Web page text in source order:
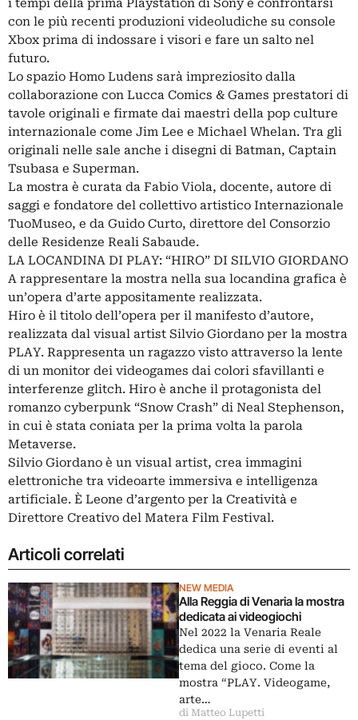
i tempi della prima Playstation di Sony e confrontarsi
con le più recenti produzioni videoludiche su console
Xbox prima di indossare i visori e fare un salto nel
futuro.
Lo spazio Homo Ludens sarà impreziosito dalla
collaborazione con Lucca Comics & Games prestatori di
tavole originali e firmate dai maestri della pop culture
internazionale come Jim Lee e Michael Whelan. Tra gli
originali nelle sale anche i disegni di Batman, Captain
Tsubasa e Superman.
La mostra è curata da Fabio Viola, docente, autore di
saggi e fondatore del collettivo artistico Internazionale
TuoMuseo, e da Guido Curto, direttore del Consorzio
delle Residenze Reali Sabaude.
LA LOCANDINA DI PLAY: “HIRO” DI SILVIO GIORDANO
A rappresentare la mostra nella sua locandina grafica è
un’opera d’arte appositamente realizzata.
Hiro è il titolo dell’opera per il manifesto d’autore,
realizzata dal visual artist Silvio Giordano per la mostra
PLAY. Rappresenta un ragazzo visto attraverso la lente
di un monitor dei videogames dai colori sfavillanti e
interferenze glitch. Hiro è anche il protagonista del
romanzo cyberpunk “Snow Crash” di Neal Stephenson,
in cui è stata coniata per la prima volta la parola
Metaverse.
Silvio Giordano è un visual artist, crea immagini
elettroniche tra videoarte immersiva e intelligenza
artificiale. È Leone d’argento per la Creatività e
Direttore Creativo del Matera Film Festival.
Articoli correlati
NEW MEDIA
Alla Reggia di Venaria la mostra
dedicata ai videogiochi
Nel 2022 la Venaria Reale
dedica una serie di eventi al
tema del gioco. Come la
mostra “PLAY. Videogame,
arte…
di Matteo Lupetti